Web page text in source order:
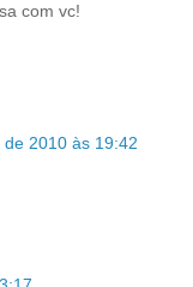
com vc!
2010 às 19:42